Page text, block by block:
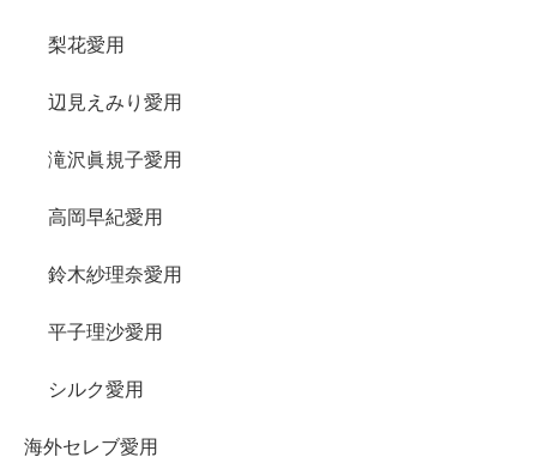
梨花愛用
辺見えみり愛用
滝沢眞規子愛用
高岡早紀愛用
鈴木紗理奈愛用
平子理沙愛用
シルク愛用
海外セレブ愛用